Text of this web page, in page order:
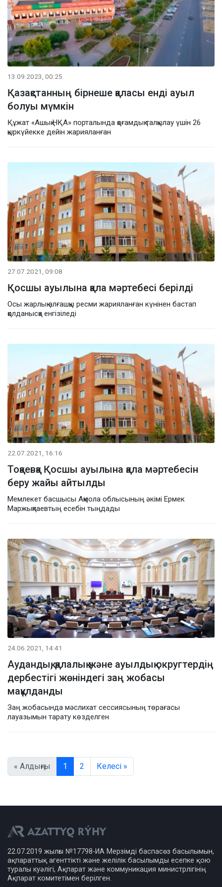
13.09.2023, 00:25
Қазақстанның бірнеше қаласы енді ауыл
болуы мүмкін
Құжат «Ашық НҚА» порталында қоғамдық талқылау үшін 26
қыркүйекке дейін жарияланған
27.07.2021, 09:08
Қосшы ауылына қала мәртебесі берілді
Осы жарлық алғашқы ресми жарияланған күнінен бастап
қолданысқа енгізіледі
22.07.2021, 16:16
Тоқаевқа Қосшы ауылына қала мәртебесін
беру жайы айтылды
Мемлекет басшысы Ақмола облысының әкімі Ермек
Маржықпаевтың есебін тыңдады
24.06.2021, 14:41
Аудандық, қалалық және ауылдық округтердің
дербестігі жөніндегі заң жобасы
мақұлданды
Заң жобасында мәслихат сессиясының төрағасы
лауазымын тарату көзделген
« Алдыңғы 1 2 Келесі »
22.07.2019 жылғы №17798-ИА Мерзімді баспасөз басылымын,
ақпараттық агенттікті және желілік басылымды есепке қою
туралы куәлігі, Ақпарат және коммуникация министрлігінің
Ақпарат комитетімен берілген.